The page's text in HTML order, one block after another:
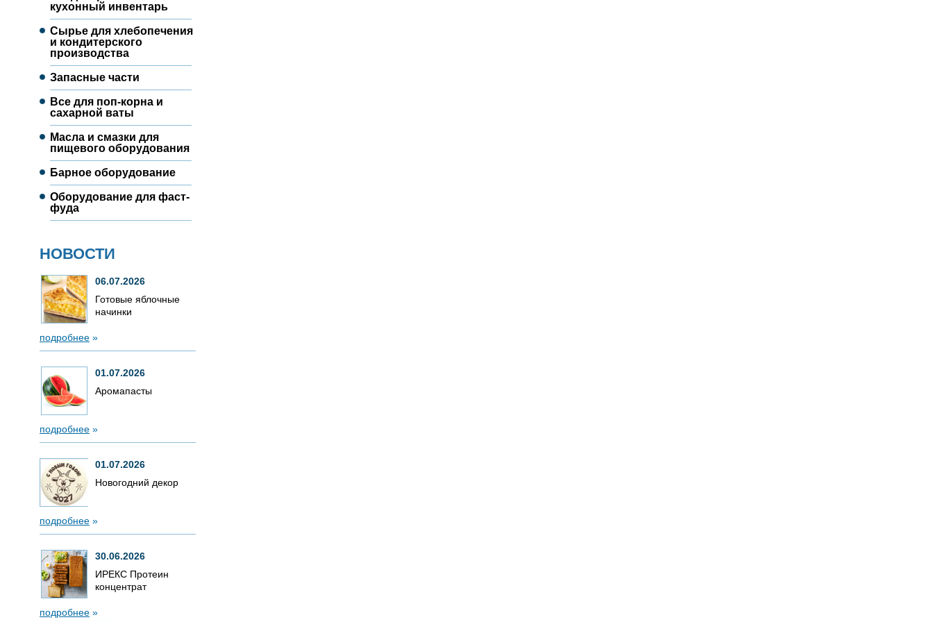
кухонный инвентарь
Сырье для хлебопечения
и кондитерского
производства
Запасные части
Все для поп-корна и
сахарной ваты
Масла и смазки для
пищевого оборудования
Барное оборудование
Оборудование для фаст-
фуда
НОВОСТИ
06.07.2026
Готовые яблочные
начинки
подробнее »
01.07.2026
Аромапасты
подробнее »
01.07.2026
Новогодний декор
подробнее »
30.06.2026
ИРЕКС Протеин
концентрат
подробнее »